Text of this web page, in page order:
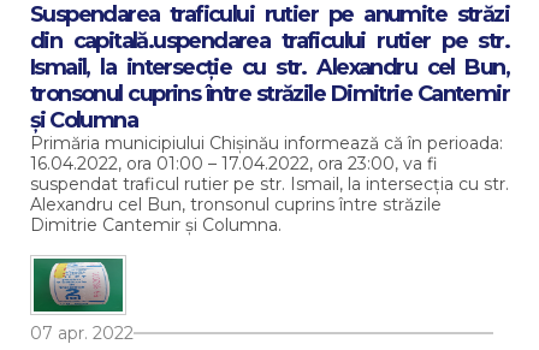
Suspendarea traficului rutier pe anumite străzi
din capitală.uspendarea traficului rutier pe str.
Ismail, la intersecție cu str. Alexandru cel Bun,
tronsonul cuprins între străzile Dimitrie Cantemir
și Columna
Primăria municipiului Chișinău informează că în perioada:
16.04.2022, ora 01:00 – 17.04.2022, ora 23:00, va fi
suspendat traficul rutier pe str. Ismail, la intersecția cu str.
Alexandru cel Bun, tronsonul cuprins între străzile
Dimitrie Cantemir și Columna.
07 apr. 2022